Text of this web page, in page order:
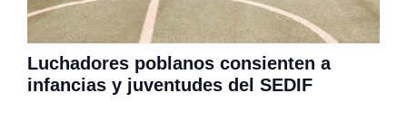
Luchadores poblanos consienten a
infancias y juventudes del SEDIF